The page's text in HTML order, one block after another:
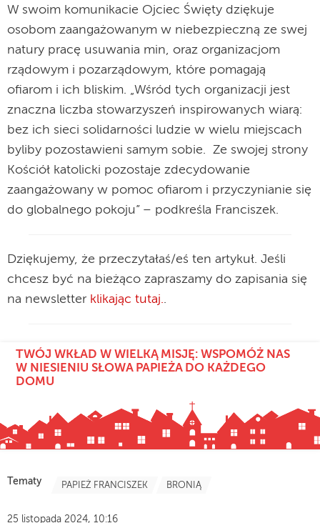
W swoim komunikacie Ojciec Święty dziękuje
osobom zaangażowanym w niebezpieczną ze swej
natury pracę usuwania min, oraz organizacjom
rządowym i pozarządowym, które pomagają
ofiarom i ich bliskim. „Wśród tych organizacji jest
znaczna liczba stowarzyszeń inspirowanych wiarą:
bez ich sieci solidarności ludzie w wielu miejscach
byliby pozostawieni samym sobie. Ze swojej strony
Kościół katolicki pozostaje zdecydowanie
zaangażowany w pomoc ofiarom i przyczynianie się
do globalnego pokoju” – podkreśla Franciszek.
Dziękujemy, że przeczytałaś/eś ten artykuł. Jeśli
chcesz być na bieżąco zapraszamy do zapisania się
na newsletter klikając tutaj..
TWÓJ WKŁAD W WIELKĄ MISJĘ: WSPOMÓŻ NAS
W NIESIENIU SŁOWA PAPIEŻA DO KAŻDEGO
DOMU
Tematy PAPIEŻ FRANCISZEK BRONIĄ
25 listopada 2024, 10:16